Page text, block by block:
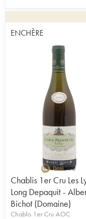
ENCHÈRE
Chablis 1er Cru Les
Long Depaquit -
Bichot (Domaine)
Chablis 1er Cru AOC